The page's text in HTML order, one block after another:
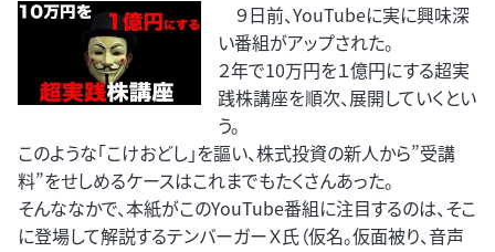
９日前、YouTubeに実に興味深
い番組がアップされた。
２年で10万円を１億円にする超実
践株講座を順次、展開していくとい
う。
このような「こけおどし」を謳い、株式投資の新人から”受講
料”をせしめるケースはこれまでもたくさんあった。
そんななかで、本紙がこのYouTube番組に注目するのは、そこ
に登場して解説するテンバーガーＸ氏（仮名。仮面被り、音声